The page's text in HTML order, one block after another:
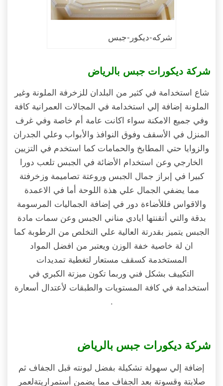
شركه-ديكور-جبس
شركة ديكورات جبس بالرياض
شاع استخدامة في كثير من البلدان للزخرفة الملونة وغير
الملونة إضافة إلي استخدامة في المجالات العمرانية كافة
وفي جميع الامكنة سواء اكانت عامة أم خاصة وفي غرف
المنزل في الأسقف وفوق النوافذ والأبواب وعلي الجدران
والزوايا حتي المطابخ والحمامات كما استخدم في التزيين
الخارجي وعن استخدام الأضائة في الجبس تلعب دورا
كبيرا في إبراز جمال الجبس وروعتة تصاميمة وزخرفتة
مما يضفي الجمال علي هذة اللوحة أما في الاعمدة
والاقواس فللأضاءة دور في إضافة الجماليات المرسومة
بدقة والتي أتقنتها ايادي مناني الجبس وعن سمات مادة
الجبس يتميز بقدرتة العالية علي التخلص من الرطوبة كما
ان لة خاصية خفة الوزن ويعتبر من افضل المواد
المستخدمة كسقف مستعار لتغطية تمديدات
التكييف بشكل فني وربما تكون ميزتة الكبري في
أستخدامة في كافة المستويات والطبقات لأعتدال أسعارة
.
شركة ديكورات جبس بالرياض
إضافة إلي سهولة تشكيلة بفضل ليونته قبل الجفاف ثم
صلابتة وقسوتة بعد الجفاف مما يضمن أستمراريتةلعمر